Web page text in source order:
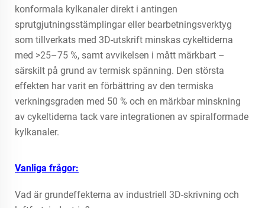
konformala kylkanaler direkt i antingen
sprutgjutningsstämplingar eller bearbetningsverktyg
som tillverkats med 3D-utskrift minskas cykeltiderna
med >25–75 %, samt avvikelsen i mått märkbart –
särskilt på grund av termisk spänning. Den största
effekten har varit en förbättring av den termiska
verkningsgraden med 50 % och en märkbar minskning
av cykeltiderna tack vare integrationen av spiralformade
kylkanaler.
Vanliga frågor:
Vad är grundeffekterna av industriell 3D-skrivning och